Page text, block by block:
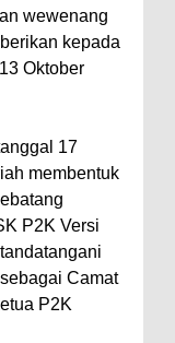
wewenang
kepada
Oktober
17
membentuk
P2K Versi
Camat
P2K